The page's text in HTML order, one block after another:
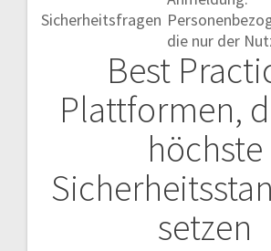
Sicherheitsfragen
die nur der
Best
Plattformen,
höchste
setzen